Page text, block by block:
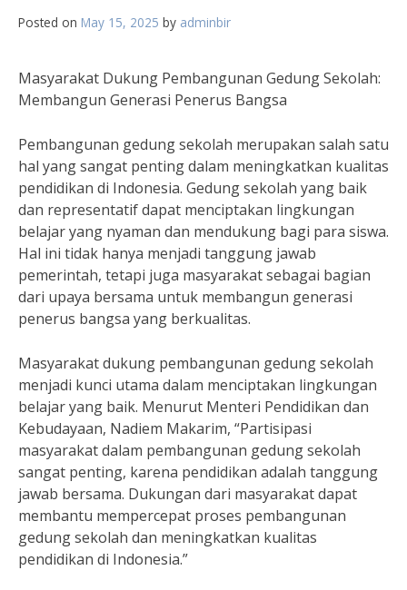
Posted on May 15, 2025 by adminbir
Masyarakat Dukung Pembangunan Gedung Sekolah:
Membangun Generasi Penerus Bangsa
Pembangunan gedung sekolah merupakan salah satu
hal yang sangat penting dalam meningkatkan kualitas
pendidikan di Indonesia. Gedung sekolah yang baik
dan representatif dapat menciptakan lingkungan
belajar yang nyaman dan mendukung bagi para siswa.
Hal ini tidak hanya menjadi tanggung jawab
pemerintah, tetapi juga masyarakat sebagai bagian
dari upaya bersama untuk membangun generasi
penerus bangsa yang berkualitas.
Masyarakat dukung pembangunan gedung sekolah
menjadi kunci utama dalam menciptakan lingkungan
belajar yang baik. Menurut Menteri Pendidikan dan
Kebudayaan, Nadiem Makarim, “Partisipasi
masyarakat dalam pembangunan gedung sekolah
sangat penting, karena pendidikan adalah tanggung
jawab bersama. Dukungan dari masyarakat dapat
membantu mempercepat proses pembangunan
gedung sekolah dan meningkatkan kualitas
pendidikan di Indonesia.”